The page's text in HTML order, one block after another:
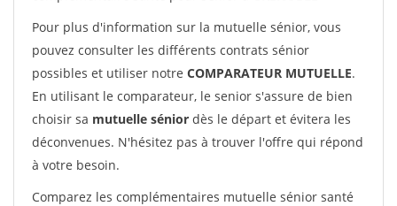
Pour plus d'information sur la mutuelle sénior, vous
pouvez consulter les différents contrats sénior
possibles et utiliser notre COMPARATEUR MUTUELLE.
En utilisant le comparateur, le senior s'assure de bien
choisir sa mutuelle sénior dès le départ et évitera les
déconvenues. N'hésitez pas à trouver l'offre qui répond
à votre besoin.
Comparez les complémentaires mutuelle sénior santé